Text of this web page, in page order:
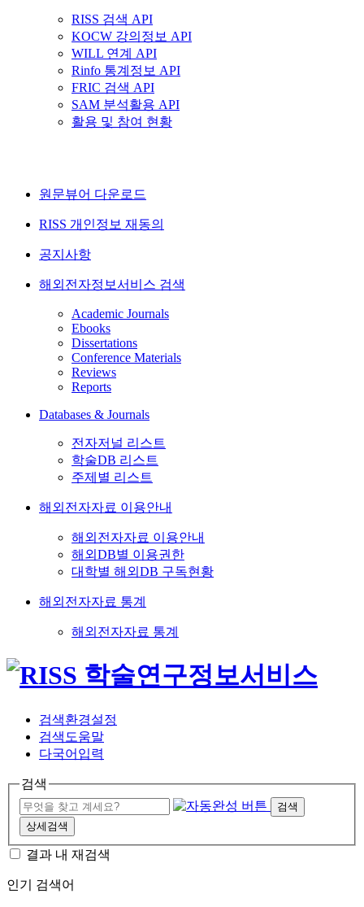
RISS 검색 API
KOCW 강의정보 API
WILL 연계 API
Rinfo 통계정보 API
FRIC 검색 API
SAM 분석활용 API
활용 및 참여 현황
원문뷰어 다운로드
RISS 개인정보 재동의
공지사항
해외전자정보서비스 검색
Academic Journals
Ebooks
Dissertations
Conference Materials
Reviews
Reports
Databases & Journals
전자저널 리스트
학술DB 리스트
주제별 리스트
해외전자자료 이용안내
해외전자자료 이용안내
해외DB별 이용권한
대학별 해외DB 구독현황
해외전자자료 통계
해외전자자료 통계
검색환경설정
검색도움말
다국어입력
검색
검색
상세검색
결과 내 재검색
인기 검색어